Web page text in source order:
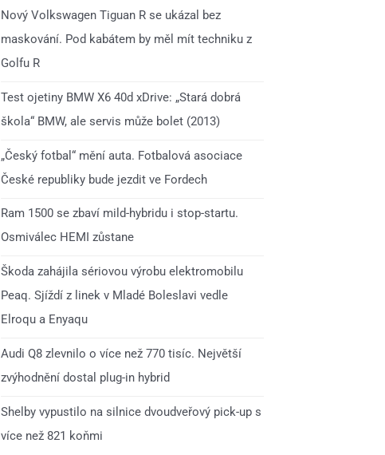
Nový Volkswagen Tiguan R se ukázal bez
maskování. Pod kabátem by měl mít techniku z
Golfu R
Test ojetiny BMW X6 40d xDrive: „Stará dobrá
škola“ BMW, ale servis může bolet (2013)
„Český fotbal“ mění auta. Fotbalová asociace
České republiky bude jezdit ve Fordech
Ram 1500 se zbaví mild-hybridu i stop-startu.
Osmiválec HEMI zůstane
Škoda zahájila sériovou výrobu elektromobilu
Peaq. Sjíždí z linek v Mladé Boleslavi vedle
Elroqu a Enyaqu
Audi Q8 zlevnilo o více než 770 tisíc. Největší
zvýhodnění dostal plug-in hybrid
Shelby vypustilo na silnice dvoudveřový pick-up s
více než 821 koňmi